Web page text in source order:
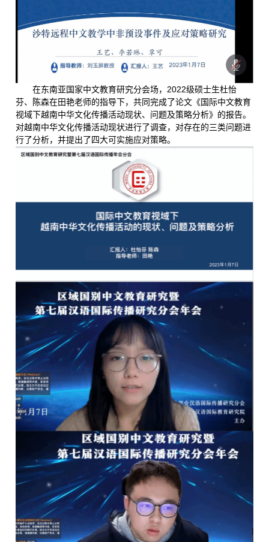
在东南亚国家中文教育研究分会场，2022级硕士生杜怡
芬、陈森在田艳老师的指导下，共同完成了论文《国际中文教育
视域下越南中华文化传播活动现状、问题及策略分析》的报告。
对越南中华文化传播活动现状进行了调查，对存在的三类问题进
行了分析，并提出了四大可实施应对策略。